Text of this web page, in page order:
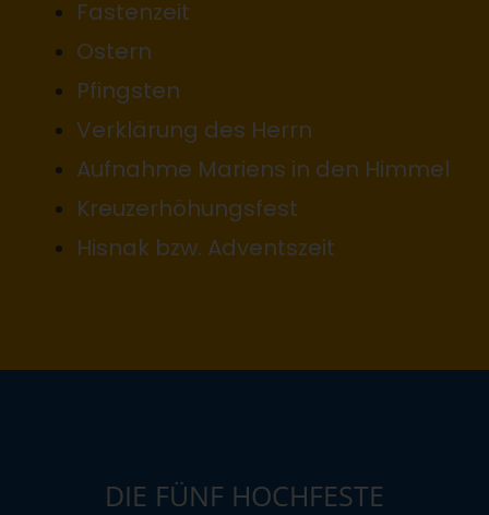
Fastenzeit
Ostern
Pfingsten
Verklärung des Herrn
Aufnahme Mariens in den Himmel
Kreuzerhöhungsfest
Hisnak bzw. Adventszeit
DIE FÜNF HOCHFESTE